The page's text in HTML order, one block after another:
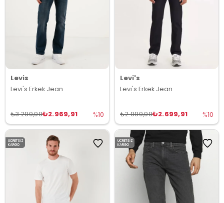
Levis
Levi's Erkek Jean
₺2.969,91
₺3.299,90 %10
Levi's
Levi's Erkek Jean
₺2.699,91
₺2.999,90 %10
ÜCRETSIZ
KARGO
ÜCRETSIZ
KARGO